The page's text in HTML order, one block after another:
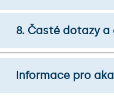
8. Časté dotazy
Informace pro